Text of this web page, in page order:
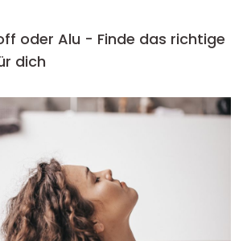
oder Alu - Finde das richtige
dich